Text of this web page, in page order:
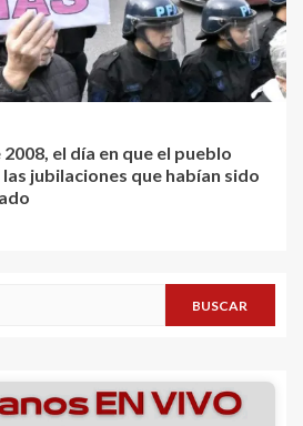
el día en que el pueblo
jubilaciones que habían sido